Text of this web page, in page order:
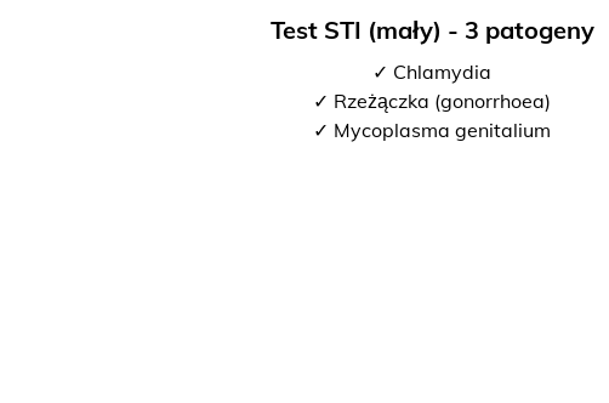
Test STI (mały) - 3 patogeny
✓ Chlamydia
✓ Rzeżączka (gonorrhoea)
✓ Mycoplasma genitalium